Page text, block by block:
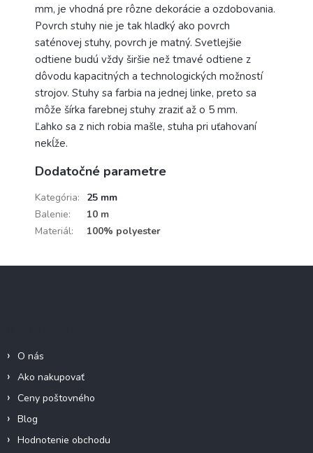
mm, je vhodná pre rôzne dekorácie a ozdobovania.
Povrch stuhy nie je tak hladký ako povrch
saténovej stuhy, povrch je matný. Svetlejšie
odtiene budú vždy širšie než tmavé odtiene z
dôvodu kapacitných a technologických možností
strojov. Stuhy sa farbia na jednej linke, preto sa
môže šírka farebnej stuhy zraziť až o 5 mm.
Ľahko sa z nich robia mašle, stuha pri uťahovaní
nekĺže.
Dodatočné parametre
Kategória:
25 mm
Balenie:
10 m
Materiál: 100% polyester
O nás
Ako nakupovať
Ceny poštovného
Blog
Hodnotenie obchodu